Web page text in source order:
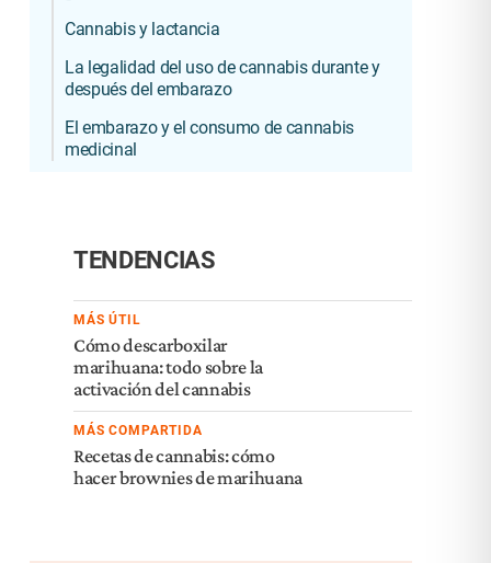
Cannabis y lactancia
La legalidad del uso de cannabis durante y
después del embarazo
El embarazo y el consumo de cannabis
medicinal
TENDENCIAS
MÁS ÚTIL
Cómo descarboxilar
marihuana: todo sobre la
activación del cannabis
MÁS COMPARTIDA
Recetas de cannabis: cómo
hacer brownies de marihuana